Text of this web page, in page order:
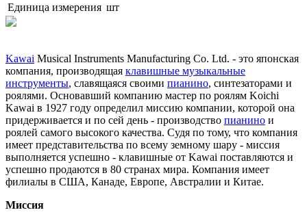
Единица измерения шт
Kawai Musical Instruments Manufacturing Co. Ltd. - это японская
компания, производящая клавишные музыкальные
инструменты, славящаяся своими пианино, синтезаторами и
роялями. Основавший компанию мастер по роялям Koichi
Kawai в 1927 году определил миссию компании, которой она
придерживается и по сей день - производство пианино и
роялей самого высокого качества. Судя по тому, что компания
имеет представительства по всему земному шару - миссия
выполняется успешно - клавишные от Kawai поставляются и
успешно продаются в 80 странах мира. Компания имеет
филиалы в США, Канаде, Европе, Австралии и Китае.
Миссия